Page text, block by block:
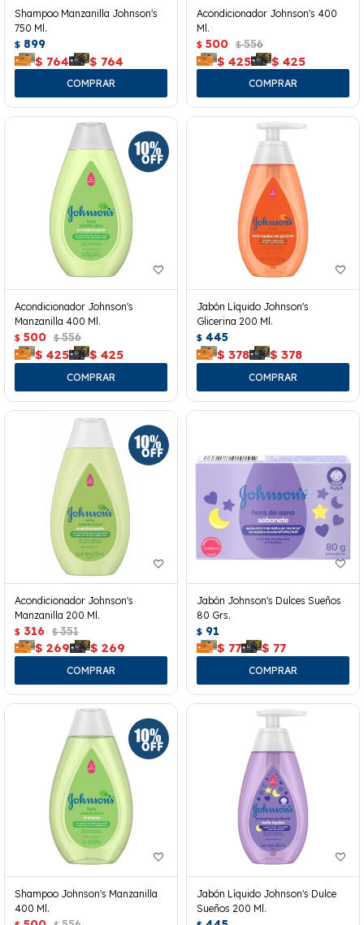
Shampoo Manzanilla Johnson's
750 Ml.
$ 899
$ 764 $ 764
Acondicionador Johnson's 400
Ml.
$ 500 $ 556
$ 425 $ 425
Acondicionador Johnson's
Manzanilla 400 Ml.
$ 500 $ 556
$ 425 $ 425
Jabón Líquido Johnson's
Glicerina 200 Ml.
$ 445
$ 378 $ 378
Acondicionador Johnson's
Manzanilla 200 Ml.
$ 316 $ 351
$ 269 $ 269
Jabón Johnson's Dulces Sueños
80 Grs.
$ 91
$ 77 $ 77
Shampoo Johnson's Manzanilla
400 Ml.
Jabón Líquido Johnson's Dulce
Sueños 200 Ml.